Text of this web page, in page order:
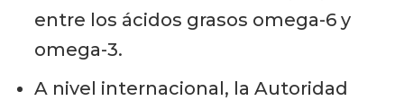
entre los ácidos grasos omega-6 y
omega-3.
A nivel internacional, la Autoridad